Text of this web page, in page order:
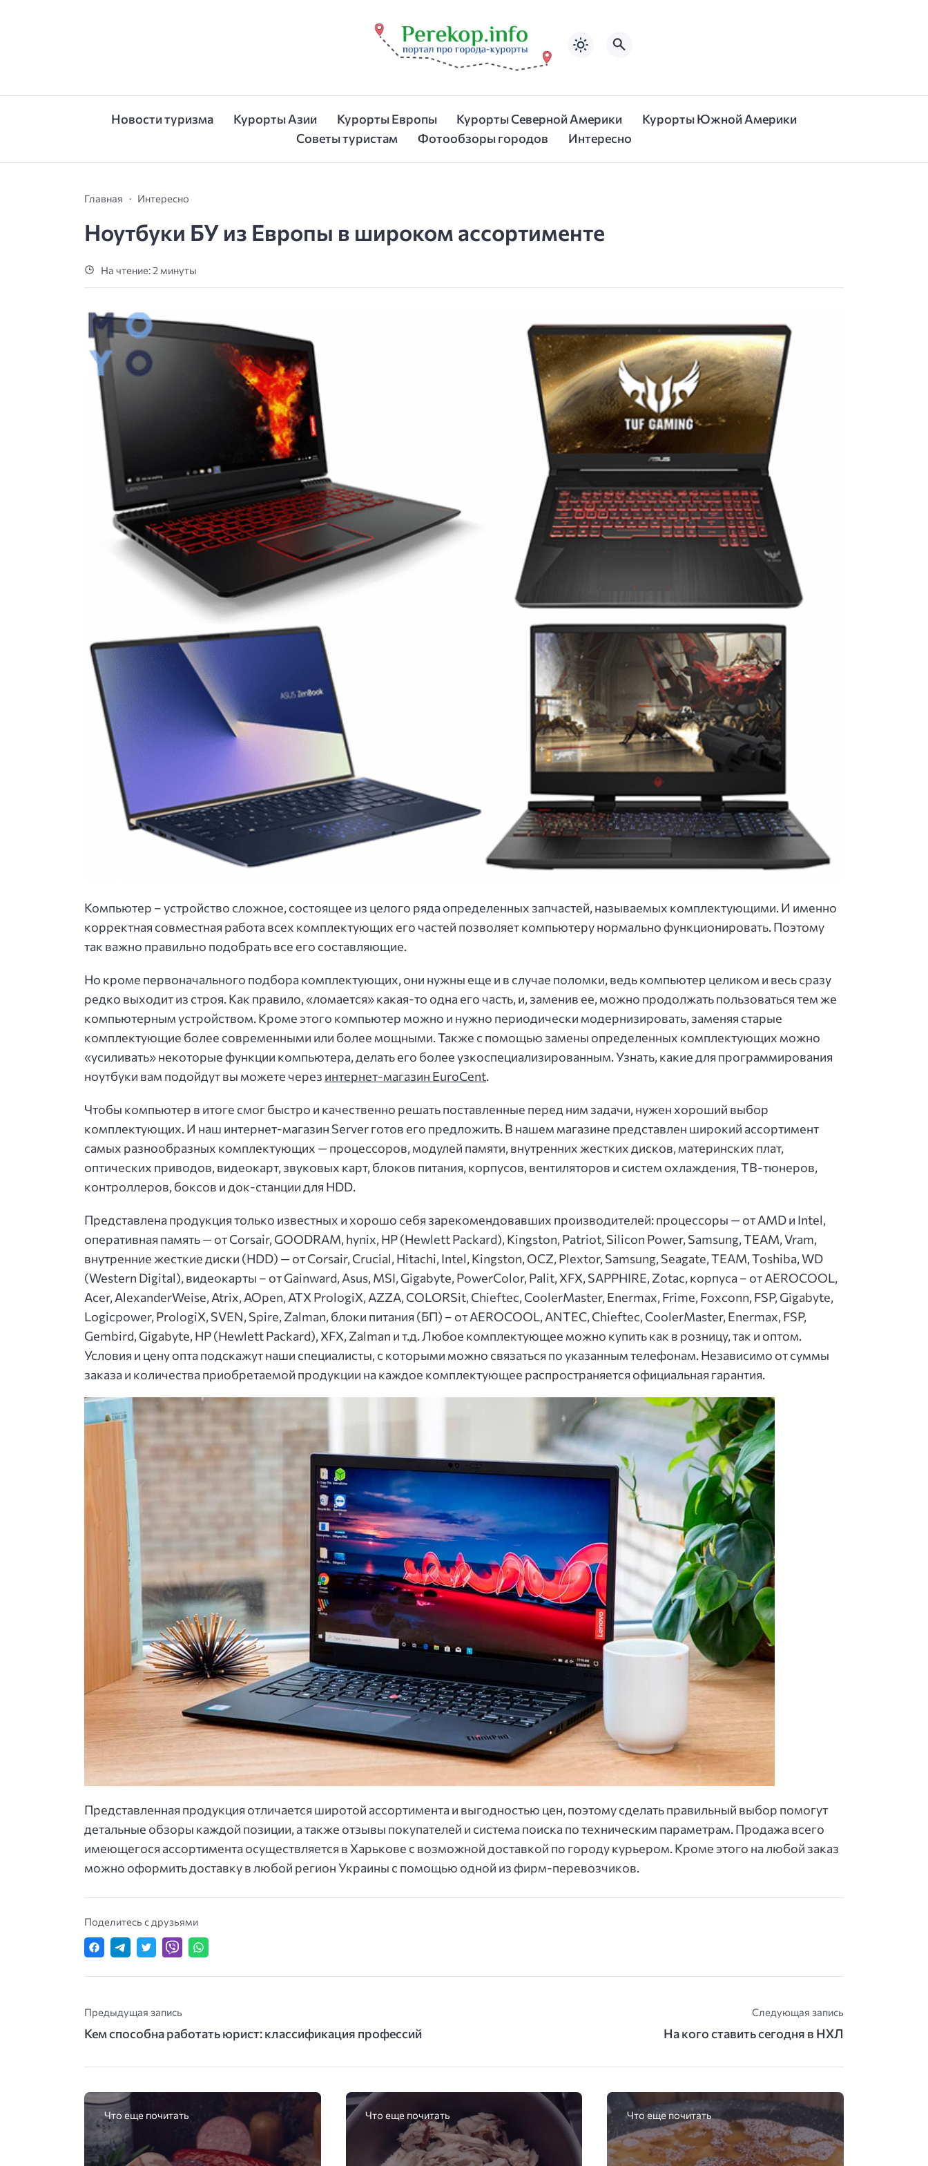
Новости туризма Курорты Азии Курорты Европы Курорты Северной Америки
Курорты Южной Америки
Советы туристам
Фотообзоры городов Интересно
Главная Интересно
Ноутбуки БУ из Европы в широком ассортименте
На чтение: 2 минуты
Компьютер – устройство сложное, состоящее из целого ряда определенных запчастей, называемых комплектующими. И именно
корректная совместная работа всех комплектующих его частей позволяет компьютеру нормально функционировать. Поэтому
так важно правильно подобрать все его составляющие.
Но кроме первоначального подбора комплектующих, они нужны еще и в случае поломки, ведь компьютер целиком и весь сразу
редко выходит из строя. Как правило, «ломается» какая-то одна его часть, и, заменив ее, можно продолжать пользоваться тем же
компьютерным устройством. Кроме этого компьютер можно и нужно периодически модернизировать, заменяя старые
комплектующие более современными или более мощными. Также с помощью замены определенных комплектующих можно
«усиливать» некоторые функции компьютера, делать его более узкоспециализированным. Узнать, какие для программирования
ноутбуки вам подойдут вы можете через интернет-магазин EuroCent.
Чтобы компьютер в итоге смог быстро и качественно решать поставленные перед ним задачи, нужен хороший выбор
комплектующих. И наш интернет-магазин Server готов его предложить. В нашем магазине представлен широкий ассортимент
самых разнообразных комплектующих — процессоров, модулей памяти, внутренних жестких дисков, материнских плат,
оптических приводов, видеокарт, звуковых карт, блоков питания, корпусов, вентиляторов и систем охлаждения, ТВ-тюнеров,
контроллеров, боксов и док-станции для HDD.
Представлена продукция только известных и хорошо себя зарекомендовавших производителей: процессоры — от AMD и Intel,
оперативная память — от Corsair, GOODRAM, hynix, HP (Hewlett Packard), Kingston, Patriot, Silicon Power, Samsung, TEAM, Vram,
внутренние жесткие диски (HDD) — от Corsair, Crucial, Hitaсhi, Intel, Kingston, OCZ, Plextor, Samsung, Seagate, TEAM, Toshiba, WD
(Western Digital), видеокарты – от Gainward, Asus, MSI, Gigabyte, PowerColor, Palit, XFX, SAPPHIRE, Zotac, корпуса – от AEROCOOL,
Acer, AlexanderWeise, Atrix, AOpen, ATX PrologiX, AZZA, COLORSit, Chieftec, CoolerMaster, Enermax, Frime, Foxconn, FSP, Gigabyte,
Logicpower, PrologiX, SVEN, Spire, Zalman, блоки питания (БП) – от AEROCOOL, ANTEC, Chieftec, CoolerMaster, Enermax, FSP,
Gembird, Gigabyte, HP (Hewlett Packard), XFX, Zalman и т.д. Любое комплектующее можно купить как в розницу, так и оптом.
Условия и цену опта подскажут наши специалисты, с которыми можно связаться по указанным телефонам. Независимо от суммы
заказа и количества приобретаемой продукции на каждое комплектующее распространяется официальная гарантия.
Представленная продукция отличается широтой ассортимента и выгодностью цен, поэтому сделать правильный выбор помогут
детальные обзоры каждой позиции, а также отзывы покупателей и система поиска по техническим параметрам. Продажа всего
имеющегося ассортимента осуществляется в Харькове с возможной доставкой по городу курьером. Кроме этого на любой заказ
можно оформить доставку в любой регион Украины с помощью одной из фирм-перевозчиков.
Поделитесь с друзьями
Предыдущая запись
Кем способна работать юрист: классификация профессий
Следующая запись
На кого ставить сегодня в НХЛ
Что еще почитать Что еще почитать Что еще почитать